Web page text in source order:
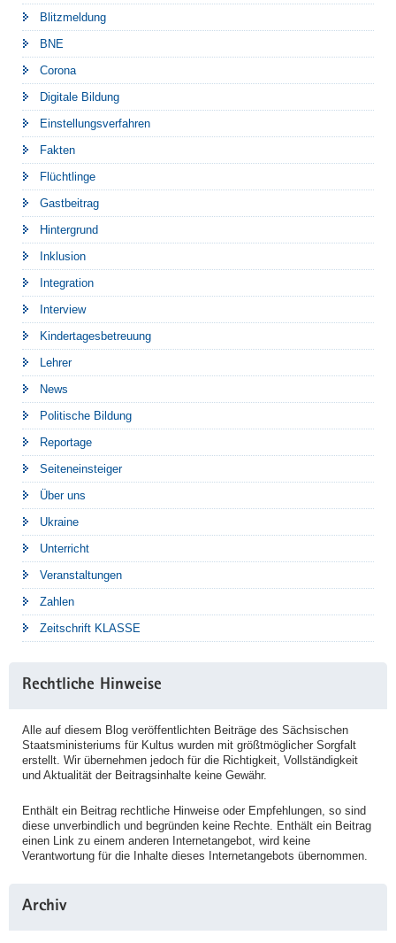
Blitzmeldung
BNE
Corona
Digitale Bildung
Einstellungsverfahren
Fakten
Flüchtlinge
Gastbeitrag
Hintergrund
Inklusion
Integration
Interview
Kindertagesbetreuung
Lehrer
News
Politische Bildung
Reportage
Seiteneinsteiger
Über uns
Ukraine
Unterricht
Veranstaltungen
Zahlen
Zeitschrift KLASSE
Rechtliche Hinweise
Alle auf diesem Blog veröffentlichten Beiträge des Sächsischen
Staatsministeriums für Kultus wurden mit größtmöglicher Sorgfalt
erstellt. Wir übernehmen jedoch für die Richtigkeit, Vollständigkeit
und Aktualität der Beitragsinhalte keine Gewähr.
Enthält ein Beitrag rechtliche Hinweise oder Empfehlungen, so sind
diese unverbindlich und begründen keine Rechte. Enthält ein Beitrag
einen Link zu einem anderen Internetangebot, wird keine
Verantwortung für die Inhalte dieses Internetangebots übernommen.
Archiv